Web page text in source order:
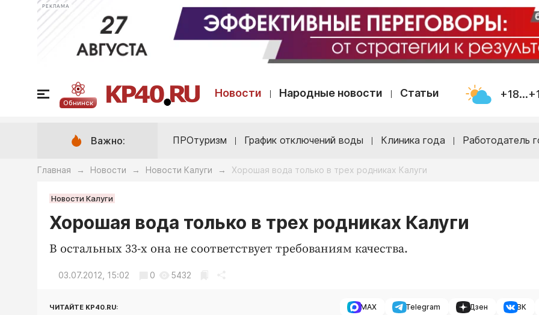
РЕКЛАМА
Обнинск
Новости Народные новости Статьи
Важно: ПРОтуризм График отключений воды Клиника года Работодатель
Главная → Новости → Новости Калуги → Хорошая вода только в трех родниках Калуги
Новости Калуги
Хорошая вода только в трех родниках Калуги
В остальных 33-х она не соответствует требованиям качества.
03.07.2012, 15:02 0 5432
ЧИТАЙТЕ KP40.RU: MAX Telegram Дзен ВК